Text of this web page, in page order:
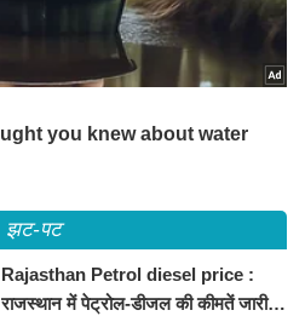
झट-पट
Rajasthan Petrol diesel price :
राजस्थान में पेट्रोल-डीजल की कीमतें जारी,